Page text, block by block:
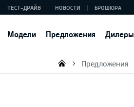
Модели Предложения Дилеры
ТЕСТ-ДРАЙВ НОВОСТИ БРОШЮРА
KIA AUTO AS
Предложения